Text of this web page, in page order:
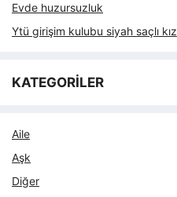
Evde huzursuzluk
Ytü girişim kulubu siyah saçlı kız
KATEGORİLER
Aile
Aşk
Diğer